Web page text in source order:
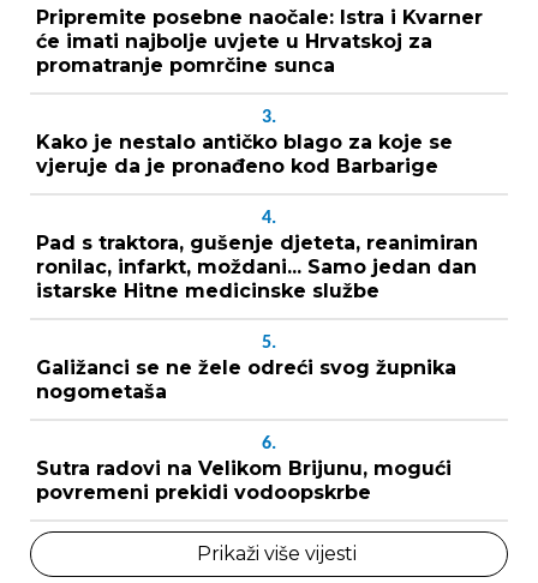
Pripremite posebne naočale: Istra i Kvarner
će imati najbolje uvjete u Hrvatskoj za
promatranje pomrčine sunca
3.
Kako je nestalo antičko blago za koje se
vjeruje da je pronađeno kod Barbarige
4.
Pad s traktora, gušenje djeteta, reanimiran
ronilac, infarkt, moždani... Samo jedan dan
istarske Hitne medicinske službe
5.
Galižanci se ne žele odreći svog župnika
nogometaša
6.
Sutra radovi na Velikom Brijunu, mogući
povremeni prekidi vodoopskrbe
Prikaži više vijesti